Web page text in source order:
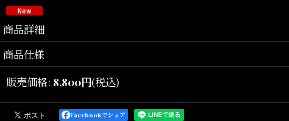
商品詳細
URBAN UTILITY.
Interbreed
（インターブリード）
商品仕様
販売価格: 8,800円(税込)
Facebookでシェア